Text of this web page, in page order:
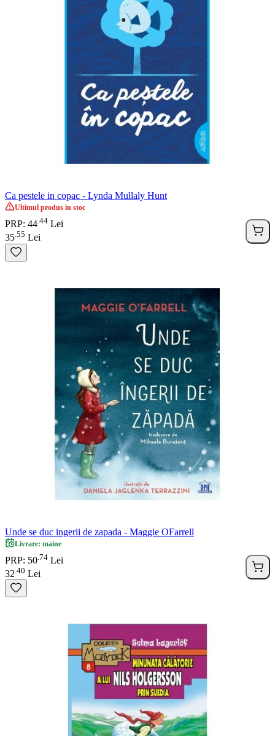
Ca pestele in copac - Lynda Mullaly Hunt
Ultimul produs in stoc
PRP: 44 44 Lei
35 55 Lei
Unde se duc ingerii de zapada - Maggie OFarrell
Livrare: maine
PRP: 50 74 Lei
32 40 Lei